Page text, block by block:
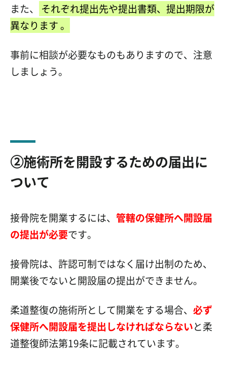
また、
それぞれ提出先や提出書類、提出期限が
異なります。
事前に相談が必要なものもありますので、注意
しましょう。
②施術所を開設するための届出に
ついて
接骨院を開業するには、 管轄の保健所へ開設届
の提出が必要です。
接骨院は、 許認可制ではなく届け出制のため、
開業後でないと開設届の提出ができません。
柔道整復の施術所として開業をする場合、 必ず
保健所へ開設届を提出しなければならないと柔
道整復師法第19条に記載されています。